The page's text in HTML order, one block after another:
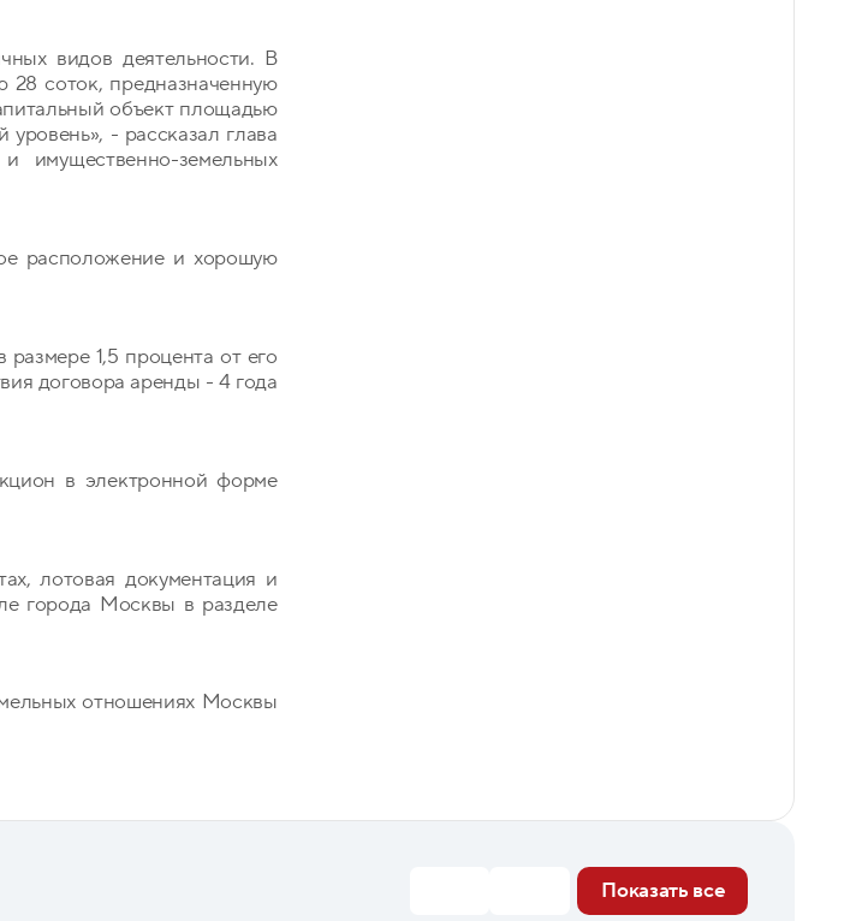
видов деятельности. В
соток, предназначенную
объект площадью
- рассказал глава
имущественно-земельных
расположение и хорошую
1,5 процента от его
договора аренды - 4 года
в электронной форме
лотовая документация и
города Москвы в разделе
отношениях Москвы
Показать все